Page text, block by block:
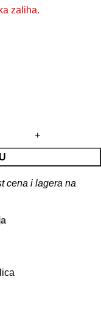
zaliha.
cena i lagera na